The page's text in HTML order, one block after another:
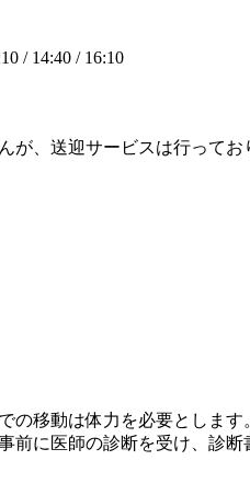
/ 14:40 / 16:10
が、送迎サービスは行って
の移動は体力を必要としま
前に医師の診断を受け、診断